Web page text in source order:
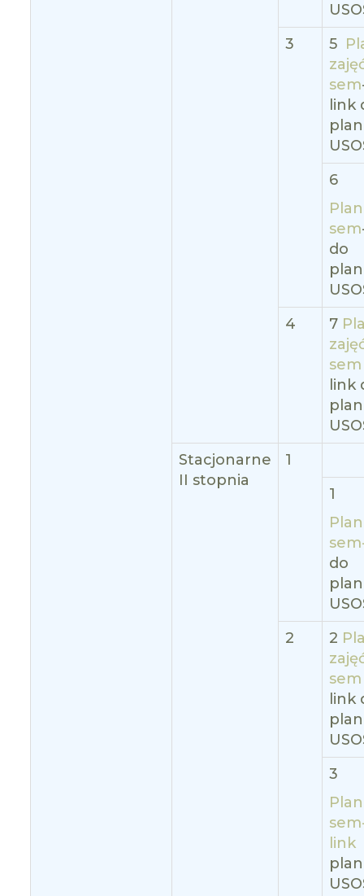
3
5
sem
link
6
sem
do
4
7
sem
link
Stacjonarne
II stopnia
1
1
do
2
2
sem
link
3
link